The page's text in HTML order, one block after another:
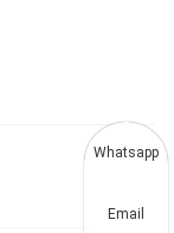
Whatsapp
Email